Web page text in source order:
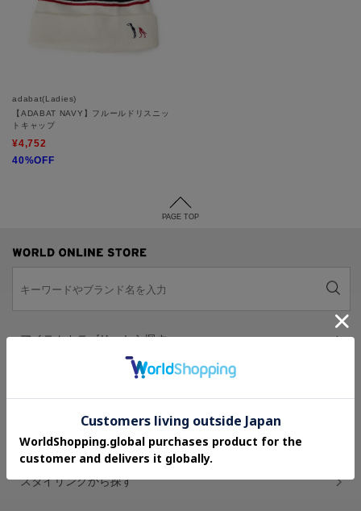
adabat(Ladies)
【ADABAT NAVY】フルールドリスニッ
トキャップ
¥4,752
40%OFF
PAGE TOP
アイテムカテゴリーから探す
お気に入りブランドから探す
スタイリングから探す